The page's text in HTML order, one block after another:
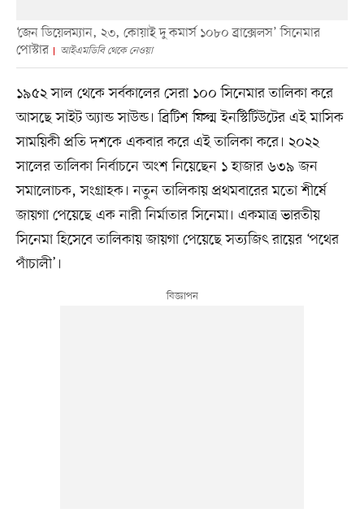
‘জেন ডিয়েলম্যান, ২৩, কোয়াই দু কমার্স ১০৮০ ব্রাক্সেলস’ সিনেমার
পোস্টার
আইএমডিবি থেকে নেওয়া
১৯৫২ সাল থেকে সর্বকালের সেরা ১০০ সিনেমার তালিকা করে
আসছে সাইট অ্যান্ড সাউন্ড। ব্রিটিশ ফিল্ম ইনস্টিটিউটের এই মাসিক
সাময়িকী প্রতি দশকে একবার করে এই তালিকা করে। ২০২২
সালের তালিকা নির্বাচনে অংশ নিয়েছেন ১ হাজার ৬৩৯ জন
সমালোচক, সংগ্রাহক। নতুন তালিকায় প্রথমবারের মতো শীর্ষে
জায়গা পেয়েছে এক নারী নির্মাতার সিনেমা। একমাত্র ভারতীয়
সিনেমা হিসেবে তালিকায় জায়গা পেয়েছে সত্যজিৎ রায়ের ‘পথের
পাঁচালী’।